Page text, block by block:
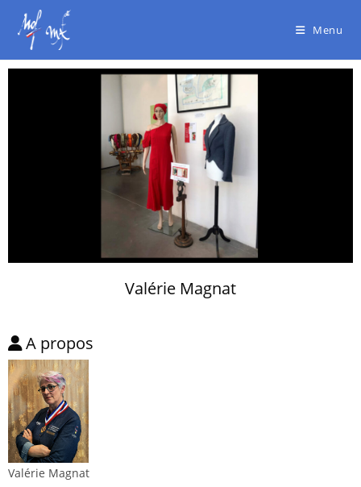
Menu
Valérie Magnat
A propos
Valérie Magnat